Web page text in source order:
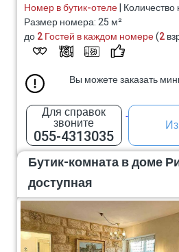
Номер в бутик-отеле|
Размер номера: 25 м²
до2 Гостей в каждом номере(2
Вы можете заказать
Для справок
звоните
055-4313035
Бутик-комната в доме
доступная